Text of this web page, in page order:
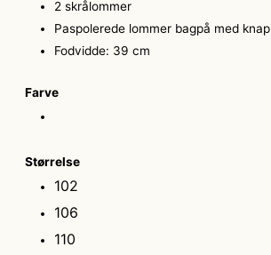
2 skrålommer
Paspolerede lommer bagpå med knap
Fodvidde: 39 cm
Farve
Størrelse
102
106
110